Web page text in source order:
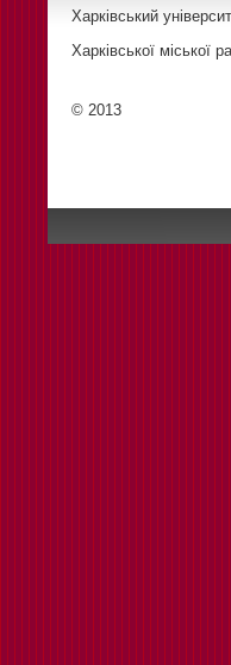
Харківський
Харківської міської
© 2013